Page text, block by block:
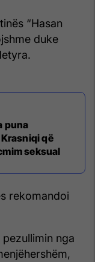
“Hasan
duke
puna
që
seksual
rekomandoi
nga